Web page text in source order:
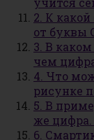
2. К
от буквы
3. В
чем
4. Что
рисунке
5. В
же цифра.
6.